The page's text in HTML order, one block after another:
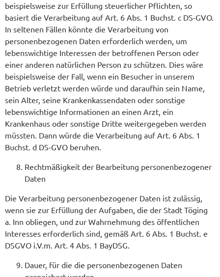
beispielsweise zur Erfüllung steuerlicher Pflichten, so
basiert die Verarbeitung auf Art. 6 Abs. 1 Buchst. c DS-GVO.
In seltenen Fällen könnte die Verarbeitung von
personenbezogenen Daten erforderlich werden, um
lebenswichtige Interessen der betroffenen Person oder
einer anderen natürlichen Person zu schützen. Dies wäre
beispielsweise der Fall, wenn ein Besucher in unserem
Betrieb verletzt werden würde und daraufhin sein Name,
sein Alter, seine Krankenkassendaten oder sonstige
lebenswichtige Informationen an einen Arzt, ein
Krankenhaus oder sonstige Dritte weitergegeben werden
müssten. Dann würde die Verarbeitung auf Art. 6 Abs. 1
Buchst. d DS-GVO beruhen.
Rechtmäßigkeit der Bearbeitung personenbezogener
Daten
Die Verarbeitung personenbezogener Daten ist zulässig,
wenn sie zur Erfüllung der Aufgaben, die der Stadt Töging
a. Inn obliegen, und zur Wahrnehmung des öffentlichen
Interesses erforderlich sind, gemäß Art. 6 Abs. 1 Buchst. e
DSGVO i.V.m. Art. 4 Abs. 1 BayDSG.
Dauer, für die die personenbezogenen Daten